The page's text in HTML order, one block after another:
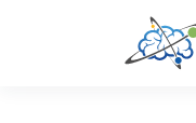
Skip to main